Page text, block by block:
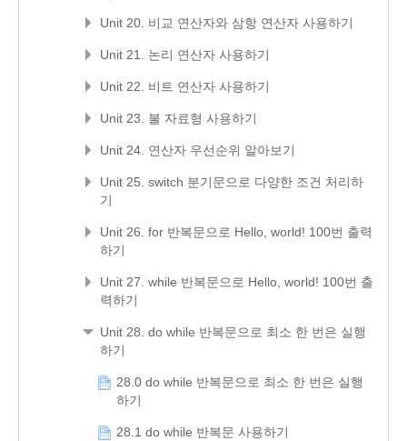
Unit 20. 비교 연산자와 삼항 연산자 사용하기
Unit 21. 논리 연산자 사용하기
Unit 22. 비트 연산자 사용하기
Unit 23. 불 자료형 사용하기
Unit 24. 연산자 우선순위 알아보기
Unit 25. switch 분기문으로 다양한 조건 처리하
기
Unit 26. for 반복문으로 Hello, world! 100번 출력
하기
Unit 27. while 반복문으로 Hello, world! 100번 출
력하기
Unit 28. do while 반복문으로 최소 한 번은 실행
하기
28.0 do while 반복문으로 최소 한 번은 실행
하기
28.1 do while 반복문 사용하기